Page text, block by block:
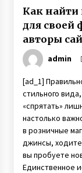
Как
для своей
авторы
admin
[ad_1]
стильного
«спрятать»
настолько
в розничные
джинсы, ходите
вы пробуете
Единственное